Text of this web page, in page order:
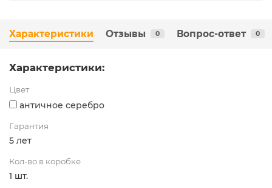
Характеристики Отзывы 0 Вопрос-ответ 0
Характеристики:
Цвет
античное серебро
Гарантия
5 лет
Кол-во в коробке
1 шт.